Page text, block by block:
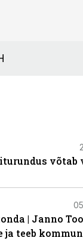
võtab
| Janno
ja teeb